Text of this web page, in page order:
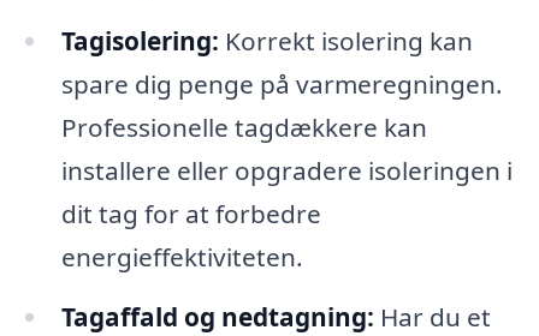
Tagisolering: Korrekt isolering kan
spare dig penge på varmeregningen.
Professionelle tagdækkere kan
installere eller opgradere isoleringen i
dit tag for at forbedre
energieffektiviteten.
Tagaffald og nedtagning: Har du et